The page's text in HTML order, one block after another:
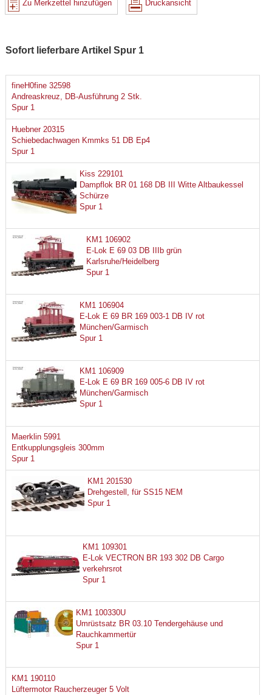
Zu Merkzettel hinzufügen Druckansicht
Sofort lieferbare Artikel Spur 1
fineH0fine 32598
Andreaskreuz, DB-Ausführung 2 Stk.
Spur 1
Huebner 20315
Schiebedachwagen Kmmks 51 DB Ep4
Spur 1
Kiss 229101
Dampflok BR 01 168 DB III Witte Altbaukessel
Schürze
Spur 1
KM1 106902
E-Lok E 69 03 DB IIIb grün
Karlsruhe/Heidelberg
Spur 1
KM1 106904
E-Lok E 69 BR 169 003-1 DB IV rot
München/Garmisch
Spur 1
KM1 106909
E-Lok E 69 BR 169 005-6 DB IV rot
München/Garmisch
Spur 1
Maerklin 5991
Entkupplungsgleis 300mm
Spur 1
KM1 201530
Drehgestell, für SS15 NEM
Spur 1
KM1 109301
E-Lok VECTRON BR 193 302 DB Cargo
verkehrsrot
Spur 1
KM1 100330U
Umrüstsatz BR 03.10 Tendergehäuse und
Rauchkammertür
Spur 1
KM1 190110
Lüftermotor Raucherzeuger 5 Volt